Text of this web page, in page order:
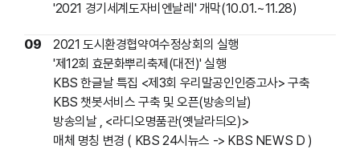
'2021 경기세계도자비엔날레' 개막(10.01.~11.28)
09
2021 도시환경협약여수정상회의 실행
'제12회 효문화뿌리축제(대전)' 실행
KBS 한글날 특집 <제3회 우리말공인인증고사> 구축
KBS 챗봇서비스 구축 및 오픈(방송의날)
방송의날 , <라디오명품관(옛날라듸오)>
매체 명칭 변경 ( KBS 24시뉴스 -> KBS NEWS D )